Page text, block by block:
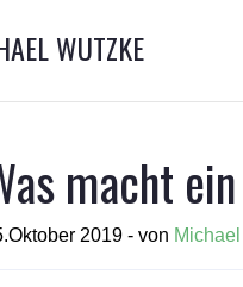
WUTZKE
macht
2019 - von